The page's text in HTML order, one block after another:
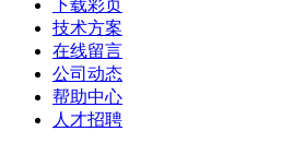
下载彩页
技术方案
在线留言
公司动态
帮助中心
人才招聘